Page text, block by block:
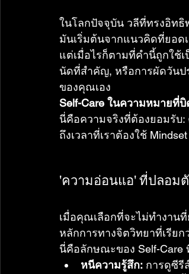
ในโลกปัจจุบัน วลีที่ทรงอิท
มันเริ่มต้นจากแนวคิดที่ยอด
แต่เมื่อไรก็ตามที่คำนี้ถูกใช้เ
นัดที่สำคัญ, หรือการผัดวันป
ของคุณเอง
Self-Care ในความหมายที่
นี่คือความจริงที่ต้องยอมรับ:
ถึงเวลาที่เราต้องใช้
'ความอ่อนแอ' ที่ปลอม
เมื่อคุณเลือกที่จะไม่ทำงาน
หลักการทางจิตวิทยาที่เรียก
นี่คือลักษณะของ Self-Care
หนีความรู้สึก: การดูซีรี